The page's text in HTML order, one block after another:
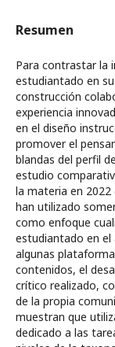
Resumen
Para contrastar la
estudiantado en
construcción
experiencia
en el diseño
promover el
blandas del perfil
estudio
la materia en 2022
han utilizado
como enfoque
estudiantado en el
algunas
contenidos, el
crítico realizado,
de la propia
muestran que
dedicado a las